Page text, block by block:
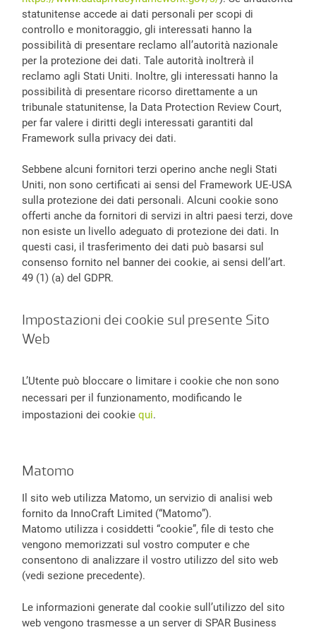
statunitense accede ai dati personali per scopi di
controllo e monitoraggio, gli interessati hanno la
possibilità di presentare reclamo all’autorità nazionale
per la protezione dei dati. Tale autorità inoltrerà il
reclamo agli Stati Uniti. Inoltre, gli interessati hanno la
possibilità di presentare ricorso direttamente a un
tribunale statunitense, la Data Protection Review Court,
per far valere i diritti degli interessati garantiti dal
Framework sulla privacy dei dati.
Sebbene alcuni fornitori terzi operino anche negli Stati
Uniti, non sono certificati ai sensi del Framework UE-USA
sulla protezione dei dati personali. Alcuni cookie sono
offerti anche da fornitori di servizi in altri paesi terzi, dove
non esiste un livello adeguato di protezione dei dati. In
questi casi, il trasferimento dei dati può basarsi sul
consenso fornito nel banner dei cookie, ai sensi dell’art.
49 (1) (a) del GDPR.
Impostazioni dei cookie sul presente Sito
Web
L’Utente può bloccare o limitare i cookie che non sono
necessari per il funzionamento, modificando le
impostazioni dei cookie qui.
Matomo
Il sito web utilizza Matomo, un servizio di analisi web
fornito da InnoCraft Limited (“Matomo”).
Matomo utilizza i cosiddetti “cookie”, file di testo che
vengono memorizzati sul vostro computer e che
consentono di analizzare il vostro utilizzo del sito web
(vedi sezione precedente).
Le informazioni generate dal cookie sull’utilizzo del sito
web vengono trasmesse a un server di SPAR Business